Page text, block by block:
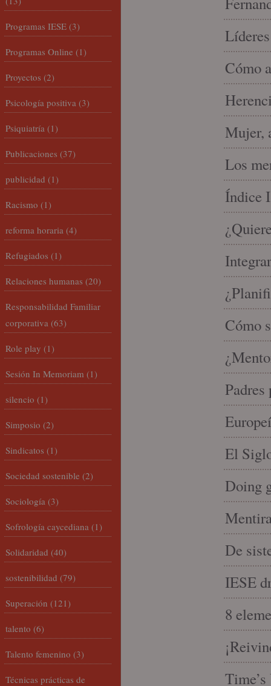
Cómo
Mujer,
Los
Índice
Cómo
Padres
El
Doing
De
IESE
8
Programas IESE (3)
Programas Online (1)
Proyectos (2)
Psicología positiva (3)
Psiquiatría (1)
Publicaciones (37)
publicidad (1)
Racismo (1)
reforma horaria (4)
Refugiados (1)
Relaciones humanas (20)
Responsabilidad Familiar
corporativa (63)
Role play (1)
Sesión In Memoriam (1)
silencio (1)
Simposio (2)
Sindicatos (1)
Sociedad sostenible (2)
Sociología (3)
Sofrología caycediana (1)
Solidaridad (40)
sostenibilidad (79)
Superación (121)
talento (6)
Talento femenino (3)
Técnicas prácticas de